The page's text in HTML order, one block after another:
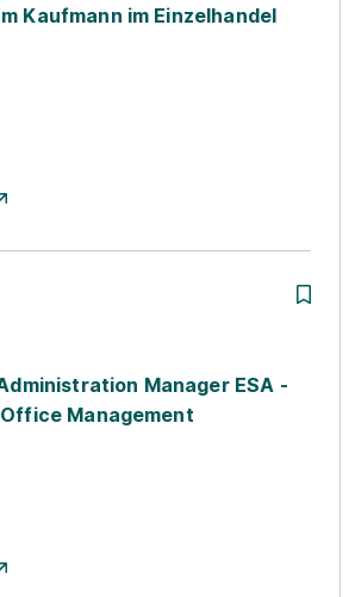
Kaufmann im Einzelhandel
Manager ESA -
Management